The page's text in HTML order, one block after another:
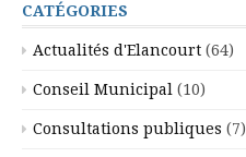
CATÉGORIES
Actualités d'Elancourt (64)
Conseil Municipal (10)
Consultations publiques (7)